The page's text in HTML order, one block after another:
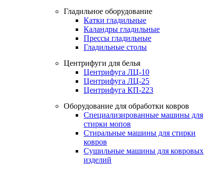
Гладильное оборудование
Катки гладильные
Каландры гладильные
Прессы гладильные
Гладильные столы
Центрифуги для белья
Центрифуга ЛЦ-10
Центрифуга ЛЦ-25
Центрифуга КП-223
Оборудование для обработки ковров
Специализированные машины для
стирки мопов
Стиральные машины для стирки
ковров
Сушильные машины для ковровых
изделий